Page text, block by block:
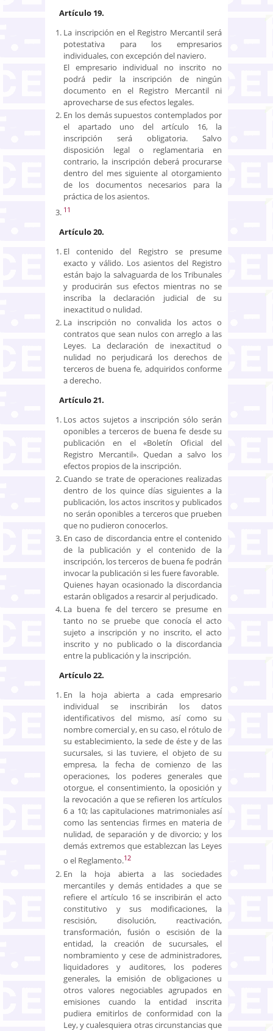
Artículo 19.
La inscripción en el Registro Mercantil será
potestativa para los empresarios
individuales, con excepción del naviero.
El empresario individual no inscrito no
podrá pedir la ins­cripción de ningún
documento en el Registro Mercantil ni
aprovecharse de sus efectos legales.
En los demás supuestos contemplados por
el apartado uno del artículo 16, la
inscripción será obligatoria. Salvo
disposición legal o reglamentaria en
contrario, la inscripción deberá procurarse
dentro del mes siguiente al otorgamiento
de los documentos necesarios para la
práctica de los asientos.
11
Artículo 20.
El contenido del Registro se presume
exacto y válido. Los asientos del Registro
están bajo la salvaguarda de los Tribunales
y producirán sus efectos mientras no se
inscriba la declaración judicial de su
inexactitud o nulidad.
La inscripción no convalida los actos o
contratos que sean nulos con arreglo a las
Leyes. La declaración de inexactitud o
nulidad no perjudicará los derechos de
terceros de buena fe, adquiridos conforme
a derecho.
Artículo 21.
Los actos sujetos a inscripción sólo serán
oponibles a terceros de buena fe desde su
publicación en el «Boletín Oficial del
Registro Mercantil». Quedan a salvo los
efectos propios de la inscripción.
Cuando se trate de operaciones realizadas
dentro de los quince días siguientes a la
publicación, los actos inscritos y publicados
no serán oponibles a terceros que prueben
que no pudieron conocerlos.
En caso de discordancia entre el contenido
de la publicación y el contenido de la
inscripción, los terceros de buena fe podrán
invocar la publicación si les fuere favorable.
Quienes hayan ocasionado la discordancia
estarán obligados a resarcir al perjudicado.
La buena fe del tercero se presume en
tanto no se pruebe que conocía el acto
sujeto a inscripción y no inscrito, el acto
inscrito y no publicado o la discordancia
entre la publicación y la inscripción.
Artículo 22.
En la hoja abierta a cada empresario
individual se inscribirán los datos
identificativos del mismo, así como su
nombre comercial y, en su caso, el rótulo de
su establecimiento, la sede de éste y de las
sucursales, si las tuviere, el objeto de su
empresa, la fecha de comienzo de las
operaciones, los poderes generales que
otorgue, el consentimiento, la oposición y
la revocación a que se refieren los artículos
6 a 10; las capitulaciones matrimoniales así
como las sentencias firmes en materia de
nulidad, de separación y de divorcio; y los
demás extremos que establezcan las Leyes
o el Reglamento.12
En la hoja abierta a las sociedades
mercantiles y demás entidades a que se
refiere el artículo 16 se inscribirán el acto
constitutivo y sus modificaciones, la
rescisión, disolución, reactivación,
transformación, fusión o escisión de la
entidad, la creación de sucursales, el
nombramiento y cese de administradores,
liquidadores y auditores, los poderes
generales, la emisión de obligaciones u
otros valores negociables agrupados en
emisiones cuando la entidad inscrita
pudiera emitirlos de conformidad con la
Ley, y cualesquiera otras circunstancias que